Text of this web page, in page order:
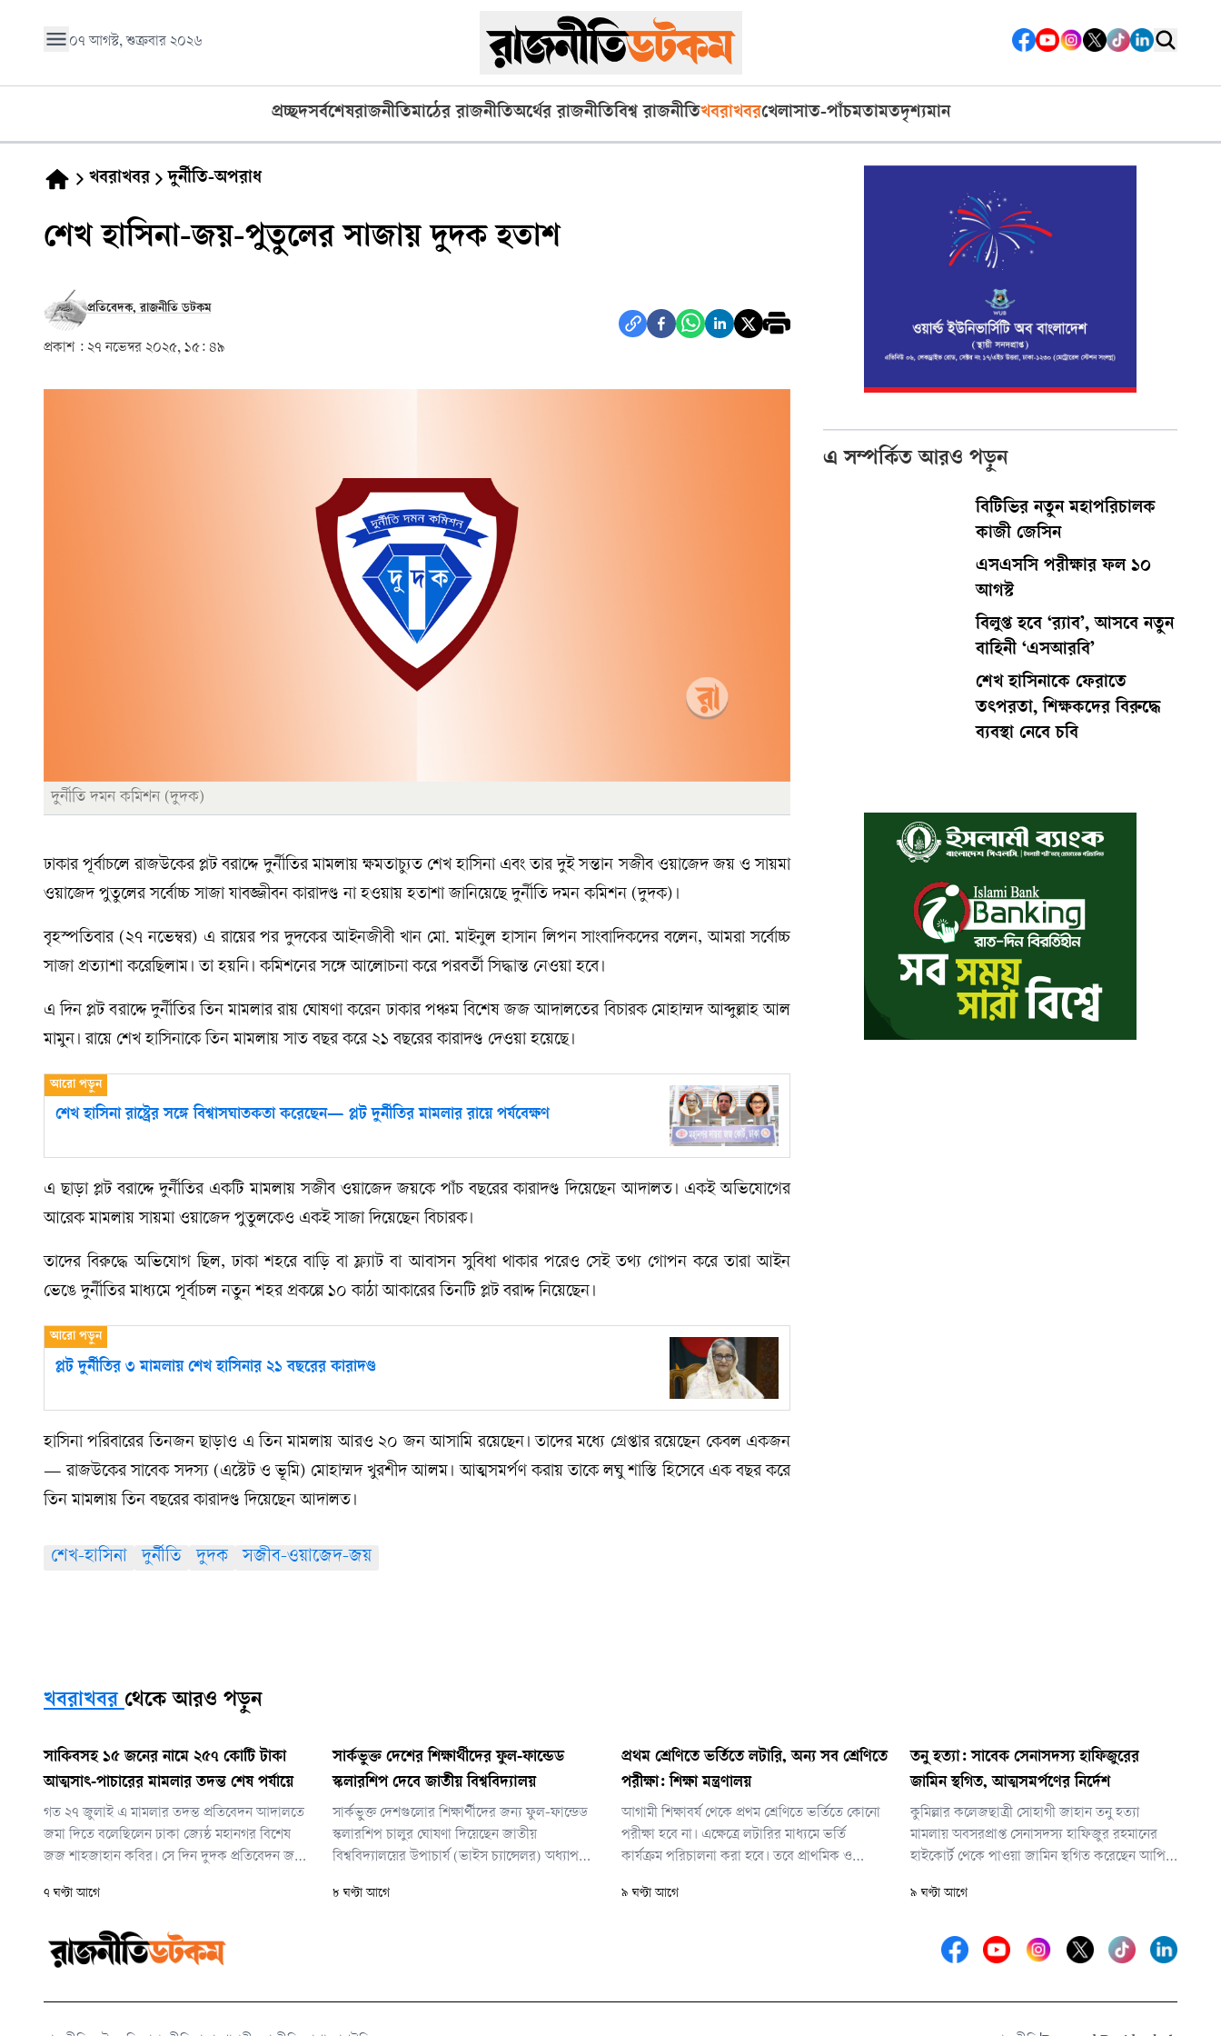
০৭ আগস্ট, শুক্রবার ২০২৬
প্রচ্ছদসর্বশেষরাজনীতিমাঠের রাজনীতিঅর্থের রাজনীতিবিশ্ব রাজনীতিখবরাখবরখেলাসাত-পাঁচমতামতদৃশ্যমান
খবরাখবর দুর্নীতি-অপরাধ
শেখ হাসিনা-জয়-পুতুলের সাজায় দুদক হতাশ
প্রতিবেদক, রাজনীতি ডটকম
প্রকাশ : ২৭ নভেম্বর ২০২৫, ১৫: ৪৯
দুর্নীতি দমন কমিশন (দুদক)
ঢাকার পূর্বাচলে রাজউকের প্লট বরাদ্দে দুর্নীতির মামলায় ক্ষমতাচ্যুত শেখ হাসিনা এবং তার দুই সন্তান সজীব ওয়াজেদ জয় ও সায়মা
ওয়াজেদ পুতুলের সর্বোচ্চ সাজা যাবজ্জীবন কারাদণ্ড না হওয়ায় হতাশা জানিয়েছে দুর্নীতি দমন কমিশন (দুদক)।
বৃহস্পতিবার (২৭ নভেম্বর) এ রায়ের পর দুদকের আইনজীবী খান মো. মাইনুল হাসান লিপন সাংবাদিকদের বলেন, আমরা সর্বোচ্চ
সাজা প্রত্যাশা করেছিলাম। তা হয়নি। কমিশনের সঙ্গে আলোচনা করে পরবর্তী সিদ্ধান্ত নেওয়া হবে।
এ দিন প্লট বরাদ্দে দুর্নীতির তিন মামলার রায় ঘোষণা করেন ঢাকার পঞ্চম বিশেষ জজ আদালতের বিচারক মোহাম্মদ আব্দুল্লাহ আল
মামুন। রায়ে শেখ হাসিনাকে তিন মামলায় সাত বছর করে ২১ বছরের কারাদণ্ড দেওয়া হয়েছে।
শেখ হাসিনা রাষ্ট্রের সঙ্গে বিশ্বাসঘাতকতা করেছেন— প্লট দুর্নীতির মামলার রায়ে পর্যবেক্ষণ
এ ছাড়া প্লট বরাদ্দে দুর্নীতির একটি মামলায় সজীব ওয়াজেদ জয়কে পাঁচ বছরের কারাদণ্ড দিয়েছেন আদালত। একই অভিযোগের
আরেক মামলায় সায়মা ওয়াজেদ পুতুলকেও একই সাজা দিয়েছেন বিচারক।
তাদের বিরুদ্ধে অভিযোগ ছিল, ঢাকা শহরে বাড়ি বা ফ্ল্যাট বা আবাসন সুবিধা থাকার পরেও সেই তথ্য গোপন করে তারা আইন
ভেঙে দুর্নীতির মাধ্যমে পূর্বাচল নতুন শহর প্রকল্পে ১০ কাঠা আকারের তিনটি প্লট বরাদ্দ নিয়েছেন।
প্লট দুর্নীতির ৩ মামলায় শেখ হাসিনার ২১ বছরের কারাদণ্ড
হাসিনা পরিবারের তিনজন ছাড়াও এ তিন মামলায় আরও ২০ জন আসামি রয়েছেন। তাদের মধ্যে গ্রেপ্তার রয়েছেন কেবল একজন
— রাজউকের সাবেক সদস্য (এস্টেট ও ভূমি) মোহাম্মদ খুরশীদ আলম। আত্মসমর্পণ করায় তাকে লঘু শাস্তি হিসেবে এক বছর করে
তিন মামলায় তিন বছরের কারাদণ্ড দিয়েছেন আদালত।
শেখ-হাসিনা দুর্নীতি দুদক সজীব-ওয়াজেদ-জয়
এ সম্পর্কিত আরও পড়ুন
বিটিভির নতুন মহাপরিচালক
কাজী জেসিন
এসএসসি পরীক্ষার ফল ১০
আগস্ট
বিলুপ্ত হবে ‘র‍্যাব’, আসবে নতুন
বাহিনী ‘এসআরবি’
শেখ হাসিনাকে ফেরাতে
তৎপরতা, শিক্ষকদের বিরুদ্ধে
ব্যবস্থা নেবে চবি
খবরাখবর থেকে আরও পড়ুন
সাকিবসহ ১৫ জনের নামে ২৫৭ কোটি টাকা
আত্মসাৎ-পাচারের মামলার তদন্ত শেষ পর্যায়ে
গত ২৭ জুলাই এ মামলার তদন্ত প্রতিবেদন আদালতে
জমা দিতে বলেছিলেন ঢাকা জ্যেষ্ঠ মহানগর বিশেষ
জজ শাহজাহান কবির। সে দিন দুদক প্রতিবেদন জমা
প্রতিবেদন জমার পরবর্তী দিন নির্ধারণ করে দেন।
৭ ঘণ্টা আগে
সার্কভুক্ত দেশের শিক্ষার্থীদের ফুল-ফান্ডেড
স্কলারশিপ দেবে জাতীয় বিশ্ববিদ্যালয়
সার্কভুক্ত দেশগুলোর শিক্ষার্থীদের জন্য ফুল-ফান্ডেড
স্কলারশিপ চালুর ঘোষণা দিয়েছেন জাতীয়
বিশ্ববিদ্যালয়ের উপাচার্য (ভাইস চ্যান্সেলর) অধ্যাপক
নেপালের শিক্ষার্থীদের জন্য জাতীয় বিশ্ববিদ্যালয়ে
৮ ঘণ্টা আগে
প্রথম শ্রেণিতে ভর্তিতে লটারি, অন্য সব শ্রেণিতে
পরীক্ষা: শিক্ষা মন্ত্রণালয়
আগামী শিক্ষাবর্ষ থেকে প্রথম শ্রেণিতে ভর্তিতে কোনো
পরীক্ষা হবে না। এক্ষেত্রে লটারির মাধ্যমে ভর্তি
কার্যক্রম পরিচালনা করা হবে। তবে প্রাথমিক ও
পরীক্ষা নেওয়া হবে।
৯ ঘণ্টা আগে
তনু হত্যা: সাবেক সেনাসদস্য হাফিজুরের
জামিন স্থগিত, আত্মসমর্পণের নির্দেশ
কুমিল্লার কলেজছাত্রী সোহাগী জাহান তনু হত্যা
মামলায় অবসরপ্রাপ্ত সেনাসদস্য হাফিজুর রহমানের
হাইকোর্ট থেকে পাওয়া জামিন স্থগিত করেছেন আপিল
ঘণ্টার মধ্যে আত্মসমর্পণের নির্দেশ দেওয়া হয়েছে।
৯ ঘণ্টা আগে